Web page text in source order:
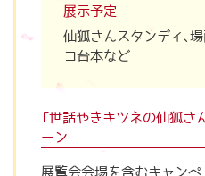
展示予定
仙狐さんスタンディ、
コ台本など
「世話やきキツネの仙狐
ーン
展覧会会場を含むキャン